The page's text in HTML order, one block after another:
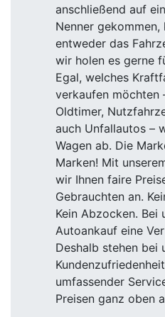
anschließend auf
Nenner gekommen,
entweder das
wir holen es gerne
Egal, welches
verkaufen möchten
Oldtimer,
auch Unfallautos –
Wagen ab. Die
Marken! Mit
wir Ihnen faire
Gebrauchten an.
Kein Abzocken. Bei
Autoankauf eine
Deshalb stehen bei
umfassender
Preisen ganz oben